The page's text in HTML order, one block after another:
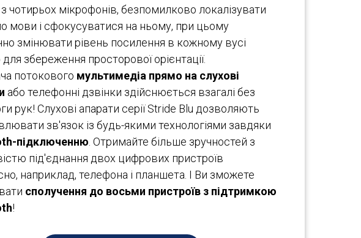
чотирьох мікрофонів, безпомилково локалізувати
мови і сфокусуватися на ньому, при цьому
змінювати рівень посилення в кожному вусі
збереження просторової орієнтації.
потокового мультимедіа прямо на слухові
або телефонні дзвінки здійснюється взагалі без
рук! Слухові апарати серії Stride Blu дозволяють
зв'язок із будь-якими технологіями завдяки
підключенню . Отримайте більше зручностей з
під'єднання двох цифрових пристроїв
наприклад, телефона і планшета. І Ви зможете
сполучення до восьми пристроїв з підтримкою
!